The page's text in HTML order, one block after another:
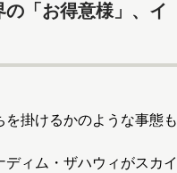
「お得意様」、イ
掛けるかのような事態も
ィム・ザハウィがスカイ